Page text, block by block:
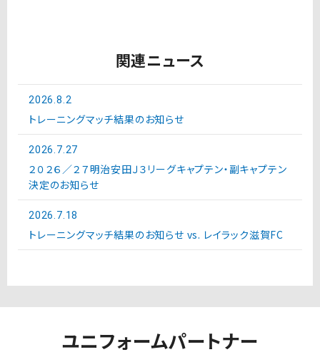
関連ニュース
2026.8.2
トレーニングマッチ結果のお知らせ
2026.7.27
２０２６／２７明治安田Ｊ３リーグキャプテン・副キャプテン
決定のお知らせ
2026.7.18
トレーニングマッチ結果のお知らせ vs. レイラック滋賀FC
ユニフォームパートナー